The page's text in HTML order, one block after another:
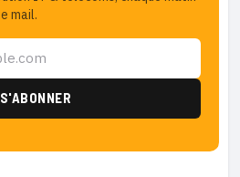
mail.